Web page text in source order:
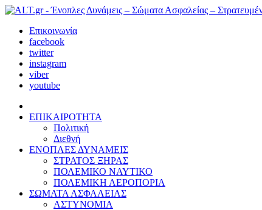
Επικοινωνία
facebook
twitter
instagram
viber
youtube
ΕΠΙΚΑΙΡΟΤΗΤΑ
Πολιτική
Διεθνή
ΕΝΟΠΛΕΣ ΔΥΝΑΜΕΙΣ
ΣΤΡΑΤΟΣ ΞΗΡΑΣ
ΠΟΛΕΜΙΚΟ ΝΑΥΤΙΚΟ
ΠΟΛΕΜΙΚΗ ΑΕΡΟΠΟΡΙΑ
ΣΩΜΑΤΑ ΑΣΦΑΛΕΙΑΣ
ΑΣΤΥΝΟΜΙΑ